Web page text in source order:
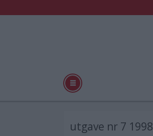
utgave nr 7 1998